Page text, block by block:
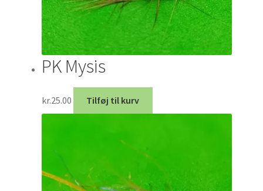
PK Mysis
kr.25.00 Tilføj til kurv